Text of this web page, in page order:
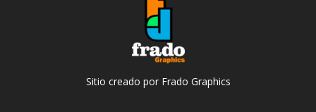
Sitio creado por Frado Graphics